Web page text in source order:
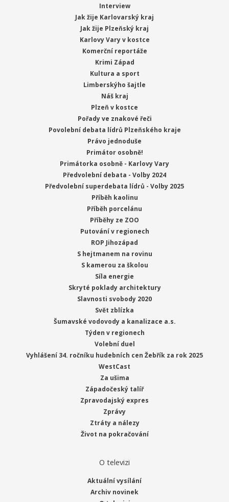
Interview
Jak žije Karlovarský kraj
Jak žije Plzeňský kraj
Karlovy Vary v kostce
Komerční reportáže
Krimi Západ
Kultura a sport
Limberskýho šajtle
Náš kraj
Plzeň v kostce
Pořady ve znakové řeči
Povolební debata lídrů Plzeňského kraje
Právo jednoduše
Primátor osobně!
Primátorka osobně - Karlovy Vary
Předvolební debata - Volby 2024
Předvolební superdebata lídrů - Volby 2025
Příběh kaolinu
Příběh porcelánu
Příběhy ze ZOO
Putování v regionech
ROP Jihozápad
S hejtmanem na rovinu
S kamerou za školou
Síla energie
Skryté poklady architektury
Slavnosti svobody 2020
Svět zblízka
Šumavské vodovody a kanalizace a.s.
Týden v regionech
Volební duel
Vyhlášení 34. ročníku hudebních cen Žebřík za rok 2025
WestCast
Za ušima
Západočeský talíř
Zpravodajský expres
Zprávy
Ztráty a nálezy
Život na pokračování
O televizi
Aktuální vysílání
Archiv novinek